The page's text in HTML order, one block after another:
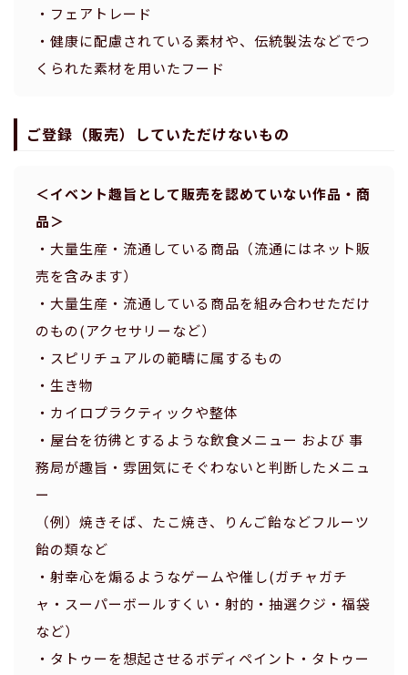
・フェアトレード
・健康に配慮されている素材や、伝統製法などでつ
くられた素材を用いたフード
ご登録（販売）していただけないもの
＜イベント趣旨として販売を認めていない作品・商
品＞
・大量生産・流通している商品（流通にはネット販
売を含みます）
・大量生産・流通している商品を組み合わせただけ
のもの(アクセサリーなど）
・スピリチュアルの範疇に属するもの
・生き物
・カイロプラクティックや整体
・屋台を彷彿とするような飲食メニュー および 事
務局が趣旨・雰囲気にそぐわないと判断したメニュ
ー
（例）焼きそば、たこ焼き、りんご飴などフルーツ
飴の類など
・射幸心を煽るようなゲームや催し(ガチャガチ
ャ・スーパーボールすくい・射的・抽選クジ・福袋
など）
・タトゥーを想起させるボディペイント・タトゥー